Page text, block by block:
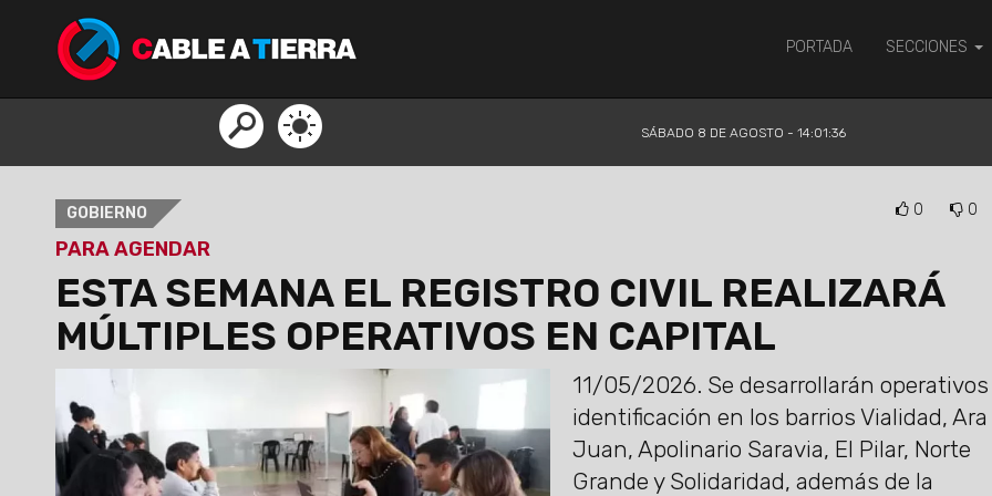
PORTADA SECCIONES
SÁBADO 8 DE AGOSTO - 14:01:36
GOBIERNO 0 0
PARA AGENDAR
ESTA SEMANA EL REGISTRO CIVIL REALIZARÁ
MÚLTIPLES OPERATIVOS EN CAPITAL
11/05/2026. Se desarrollarán
identificación en los barrios Vialidad, Ara
Juan, Apolinario Saravia, El Pilar, Norte
Grande y Solidaridad, además de la